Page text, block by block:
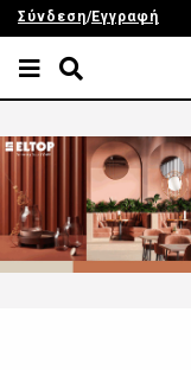
Σύνδεση/Εγγραφή